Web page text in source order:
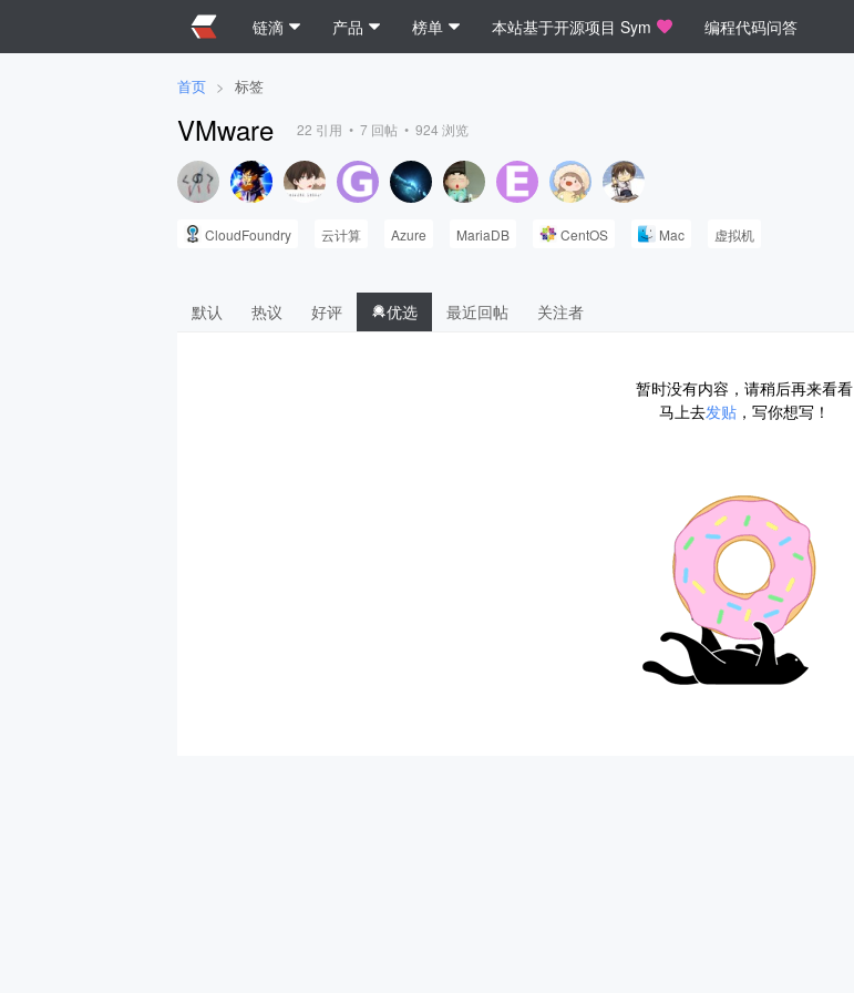
链滴 产品 榜单 本站基于开源项目 Sym 编程代码问答
首页 > 标签
VMware 22 引用 • 7 回帖 • 924 浏览
CloudFoundry 云计算 Azure MariaDB CentOS Mac 虚拟机
默认 热议 好评 优选 最近回帖 关注者
暂时没有内容，请稍后再来看看
马上去发贴 ，写你想写！